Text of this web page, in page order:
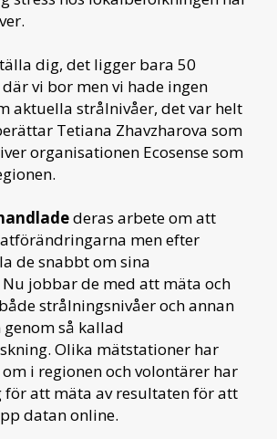
dig, det ligger bara 50
vi bor men vi hade ingen
aktuella strålnivåer, det var helt
Tetiana Zhavzharova som
organisationen Ecosense som
deras arbete om att
men efter
de snabbt om sina
jobbar de med att mäta och
strålningsnivåer och annan
så kallad
Olika mätstationer har
i regionen och volontärer har
att mäta av resultaten för att
datan online.